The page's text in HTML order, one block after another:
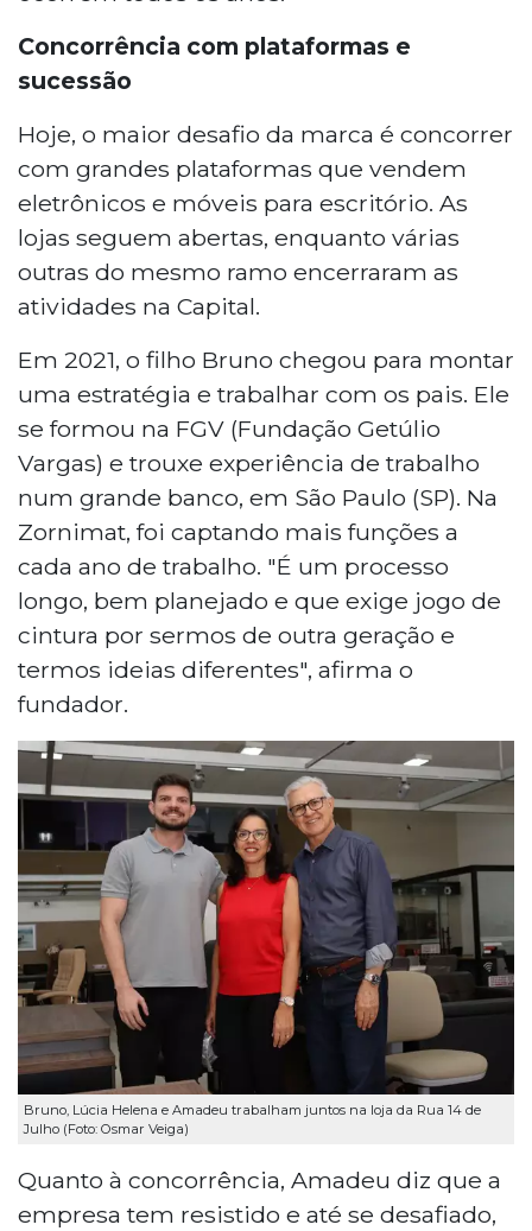
Concorrência com plataformas e
sucessão
Hoje, o maior desafio da marca é concorrer
com grandes plataformas que vendem
eletrônicos e móveis para escritório. As
lojas seguem abertas, enquanto várias
outras do mesmo ramo encerraram as
atividades na Capital.
Em 2021, o filho Bruno chegou para montar
uma estratégia e trabalhar com os pais. Ele
se formou na FGV (Fundação Getúlio
Vargas) e trouxe experiência de trabalho
num grande banco, em São Paulo (SP). Na
Zornimat, foi captando mais funções a
cada ano de trabalho. "É um processo
longo, bem planejado e que exige jogo de
cintura por sermos de outra geração e
termos ideias diferentes", afirma o
fundador.
Bruno, Lúcia Helena e Amadeu trabalham juntos na loja da Rua 14 de
Julho (Foto: Osmar Veiga)
Quanto à concorrência, Amadeu diz que a
empresa tem resistido e até se desafiado,